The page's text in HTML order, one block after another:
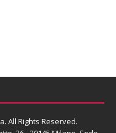
All Rights Reserved.